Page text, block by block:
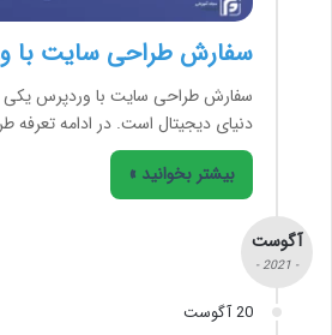
سفارش طراحی سایت با
سفارش طراحی سایت با وردپرس یکی
دنیای دیجیتال است. در ادامه
بیشتر بخوانید »
آگوست
- 2021 -
20 آگوست